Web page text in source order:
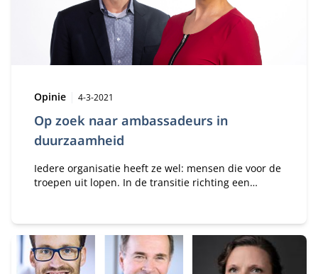
Op zoek naar ambassadeurs in
duurzaamheid
Type:
Opinie Publicatiedatum:
4-3-2021
Iedere organisatie heeft ze wel: mensen die voor de
troepen uit lopen. In de transitie richting een
hoe vind je die ambassadeurs - ook wel stewards
genoemd - in je organisatie?